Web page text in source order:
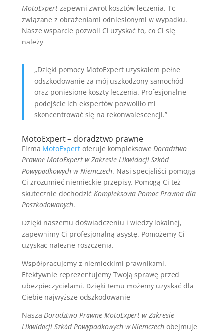
MotoExpertzapewni zwrot kosztów leczenia. To
związane z obrażeniami odniesionymi w wypadku.
Nasze wsparcie pozwoli Ci uzyskać to, co Ci się
należy.
„Dzięki pomocy MotoExpert uzyskałem pełne
odszkodowanie za mój uszkodzony samochód
oraz poniesione koszty leczenia. Profesjonalne
podejście ich ekspertów pozwoliło mi
skoncentrować się na rekonwalescencji.”
MotoExpert – doradztwo prawne
Firma MotoExpertoferuje kompleksowe Doradztwo
Prawne MotoExpert w Zakresie Likwidacji Szkód
Powypadkowych w Niemczech. Nasi specjaliści pomogą
Ci zrozumieć niemieckie przepisy. Pomogą Ci też
skutecznie dochodzić Kompleksowa Pomoc Prawna dla
Poszkodowanych.
Dzięki naszemu doświadczeniu i wiedzy lokalnej,
zapewnimy Ci profesjonalną asystę. Pomożemy Ci
uzyskać należne roszczenia.
Współpracujemy z niemieckimi prawnikami.
Efektywnie reprezentujemy Twoją sprawę przed
ubezpieczycielami. Dzięki temu możemy uzyskać dla
Ciebie najwyższe odszkodowanie.
Nasza Doradztwo Prawne MotoExpert w Zakresie
Likwidacji Szkód Powypadkowych w Niemczechobejmuje